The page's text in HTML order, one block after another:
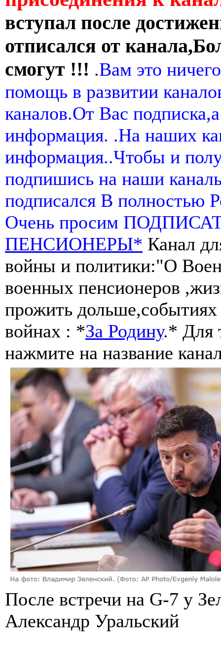
вступал после
отписался от
смогут !!! .Вам это
помощь в развитии
каналов.От Вас
информация. .На наших
информация..Чтобы и
подпишись на наши
подписался В полностью
Очень просим
ПЕНСИОНЕРЫ* Канал
войны и политики:"О
военных пенсионеров
прожить
войнах : *За Родину.* Для
нажмите на название
После встречи на G-7 у
Александр Уральский